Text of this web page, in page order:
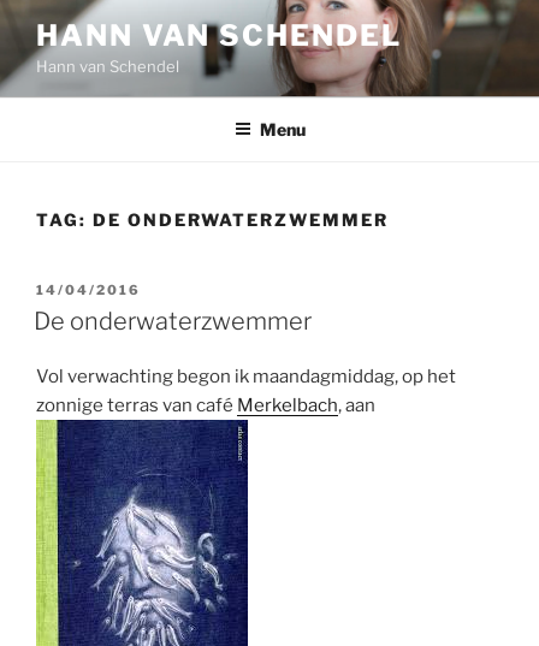
Ga
de
inhoud
HANN VAN SCHENDEL
Hann van Schendel
Menu
TAG: DE ONDERWATERZWEMMER
GEPLAATST
OP
14/04/2016
De onderwaterzwemmer
Vol verwachting begon ik maandagmiddag, op het
zonnige terras van café Merkelbach, aan